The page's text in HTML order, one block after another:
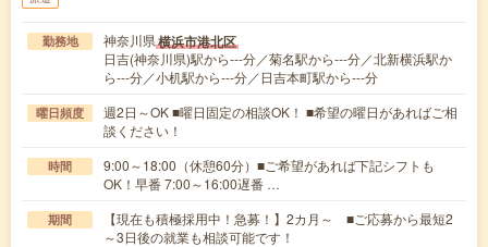
勤務地 神奈川県横浜市港北区
日吉(神奈川県)駅から---分／菊名駅から---分／北新横浜駅か
ら---分／小机駅から---分／日吉本町駅から---分
曜日頻度
週2日～OK ■曜日固定の相談OK！ ■希望の曜日があればご相
談ください！
時間
9:00～18:00（休憩60分）■ご希望があれば下記シフトも
OK！早番 7:00～16:00遅番 …
期間
【現在も積極採用中！急募！】2カ月～ ■ご応募から最短2
～3日後の就業も相談可能です！